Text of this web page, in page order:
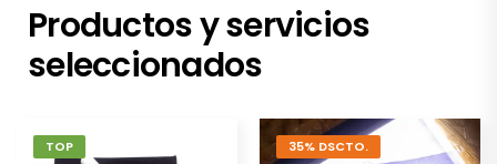
Productos y servicios
seleccionados
TOP
35% DSCTO.